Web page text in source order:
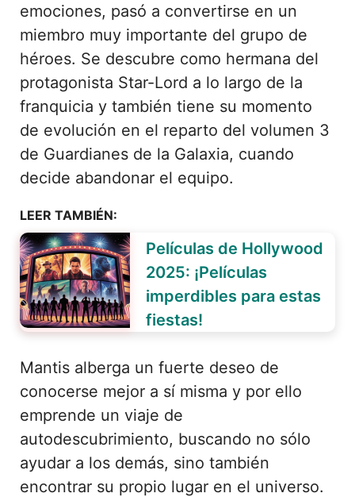
emociones, pasó a convertirse en un
miembro muy importante del grupo de
héroes. Se descubre como hermana del
protagonista Star-Lord a lo largo de la
franquicia y también tiene su momento
de evolución en el reparto del volumen 3
de Guardianes de la Galaxia, cuando
decide abandonar el equipo.
LEER TAMBIÉN:
Películas de Hollywood
2025: ¡Películas
imperdibles para estas
fiestas!
Mantis alberga un fuerte deseo de
conocerse mejor a sí misma y por ello
emprende un viaje de
autodescubrimiento, buscando no sólo
ayudar a los demás, sino también
encontrar su propio lugar en el universo.